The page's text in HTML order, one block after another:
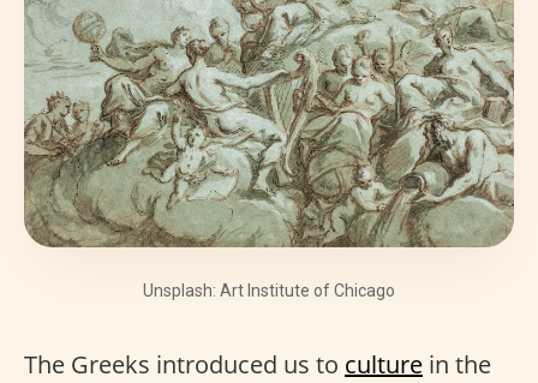
Unsplash: Art Institute of Chicago
The Greeks introduced us to culture in the